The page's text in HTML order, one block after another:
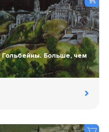
Гольбейны. Больше, чем